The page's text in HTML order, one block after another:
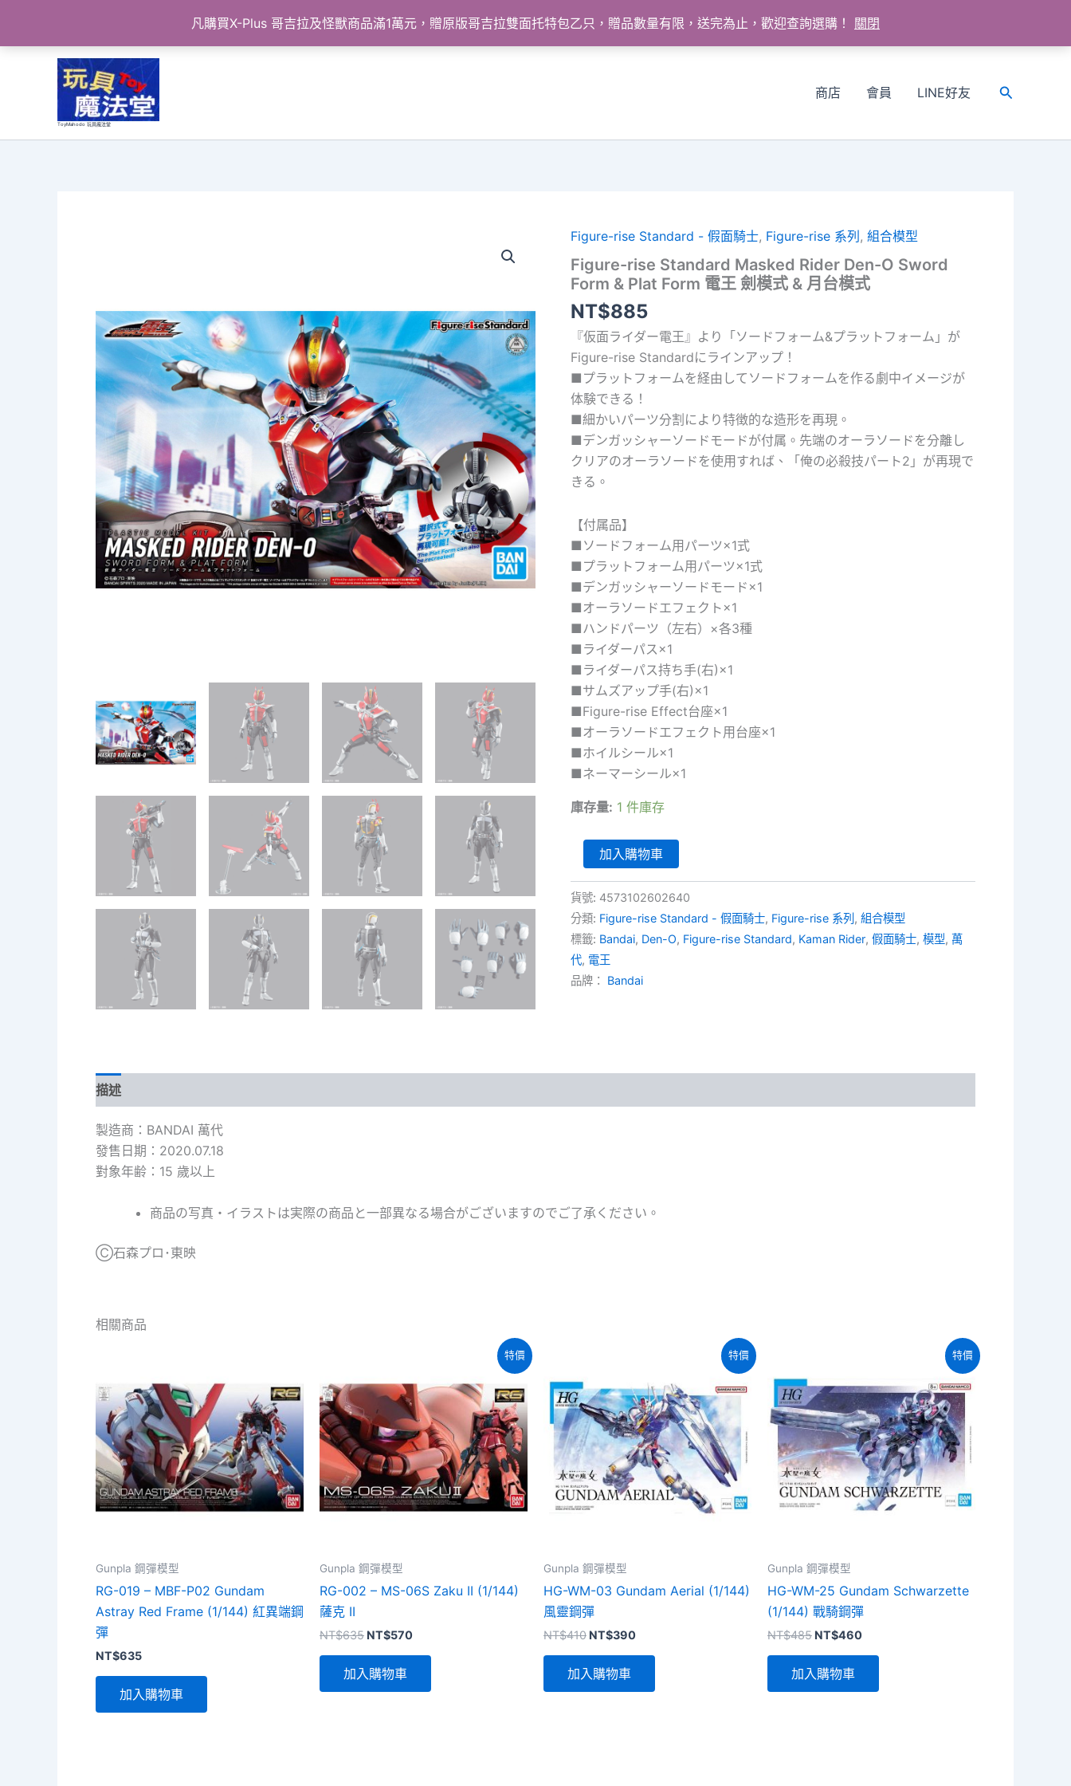
凡購買X-Plus 哥吉拉及怪獸商品滿1萬元，贈原版哥吉拉雙面托特包乙只，贈品數量有限，送完為止，歡迎查詢選購！ 關閉
內
ToyMahodo 玩具魔法堂
商店 會員 LINE好友
搜
Figure-rise Standard - 假面騎士, Figure-rise 系列 ,組合模型
Figure-rise Standard Masked Rider Den-O Sword
Form & Plat Form 電王 劍模式 & 月台模式
NT$885
『仮面ライダー電王』より「ソードフォーム&プラットフォーム」が
Figure-rise Standardにラインアップ！
■プラットフォームを経由してソードフォームを作る劇中イメージが
体験できる！
■細かいパーツ分割により特徴的な造形を再現。
■デンガッシャーソードモードが付属。先端のオーラソードを分離し
クリアのオーラソードを使用すれば、「俺の必殺技パート2」が再現で
きる。
【付属品】
■ソードフォーム用パーツ×1式
■プラットフォーム用パーツ×1式
■デンガッシャーソードモード×1
■オーラソードエフェクト×1
■ハンドパーツ（左右）×各3種
■ライダーパス×1
■ライダーパス持ち手(右)×1
■サムズアップ手(右)×1
■Figure-rise Effect台座×1
■オーラソードエフェクト用台座×1
■ホイルシール×1
■ネーマーシール×1
庫存量: 1 件庫存
Figure-
Standard
Masked
Rider
Den-
O
Sword
Form
&
量
加入購物車
貨號: 4573102602640
分類: Figure-rise Standard - 假面騎士, Figure-rise 系列 ,組合模型
標籤: Bandai, Den-O, Figure-rise Standard, Kaman Rider,假面騎士,模型,萬
代, 電王
品牌： Bandai
描述
製造商：BANDAI 萬代
發售日期：2020.07.18
對象年齢：15 歲以上
商品の写真・イラストは実際の商品と一部異なる場合がございますのでご了承ください。
Ⓒ石森プロ･東映
相關商品
Gunpla 鋼彈模型
RG-019 – MBF-P02 Gundam
Astray Red Frame (1/144) 紅異端鋼
彈
NT$635
加入購物車
特價
Gunpla 鋼彈模型
RG-002 – MS-06S Zaku II (1/144)
薩克 II
NT$635 原
格：
NT$635。
NT$570目
NT$570。
加入購物車
特價
Gunpla 鋼彈模型
HG-WM-03 Gundam Aerial (1/144)
風靈鋼彈
NT$410 原
格：
NT$410。
NT$390目
NT$390。
加入購物車
特價
Gunpla 鋼彈模型
HG-WM-25 Gundam Schwarzette
(1/144) 戰騎鋼彈
NT$485 原
格：
NT$485。
NT$460目
NT$460。
加入購物車